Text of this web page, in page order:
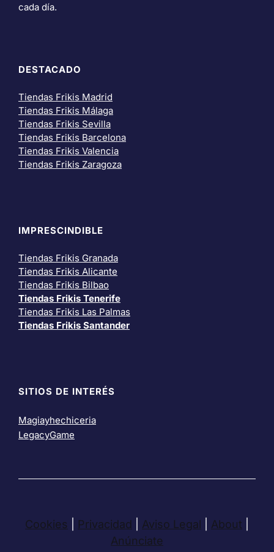
cada día.
DESTACADO
Tiendas Frikis Madrid
Tiendas Frikis Málaga
Tiendas Frikis Sevilla
Tiendas Frikis Barcelona
Tiendas Frikis Valencia
Tiendas Frikis Zaragoza
IMPRESCINDIBLE
Tiendas Frikis Granada
Tiendas Frikis Alicante
Tiendas Frikis Bilbao
Tiendas Frikis Tenerife
Tiendas Frikis Las Palmas
Tiendas Frikis Santander
SITIOS DE INTERÉS
Magiayhechiceria
LegacyGame
Cookies Privacidad Aviso Legal About
Anúnciate